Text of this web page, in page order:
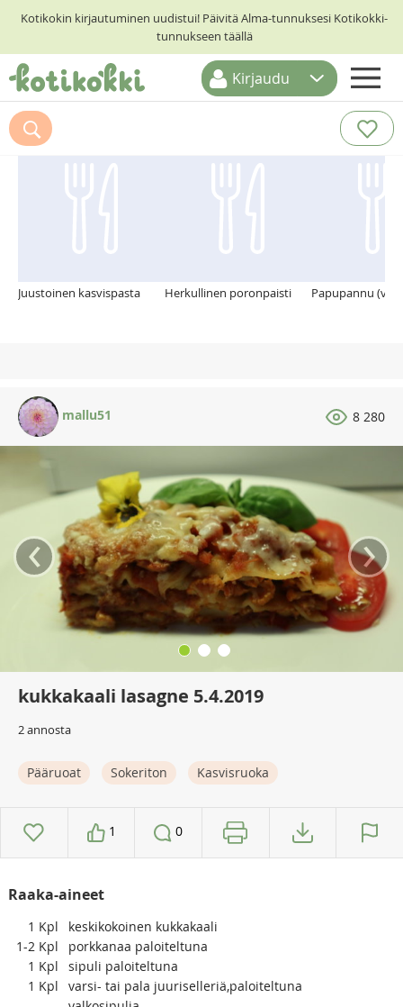
Kotikokin kirjautuminen uudistui! Päivitä Alma-tunnuksesi Kotikokki-
tunnukseen täällä
ETUSIVU
RESEPTIHAKU
Kirjaudu
Suosittelemme myös
Juustoinen kasvispasta Herkullinen poronpaisti Papupannu
mallu51 8 280
‹ ›
kukkakaali lasagne 5.4.2019
2 annosta
Pääruoat Sokeriton Kasvisruoka
1 0
Raaka-aineet
1 Kpl
keskikokoinen kukkakaali
1-2 Kpl
porkkanaa paloiteltuna
1 Kpl
sipuli paloiteltuna
1 Kpl
varsi- tai pala juuriselleriä,paloiteltuna